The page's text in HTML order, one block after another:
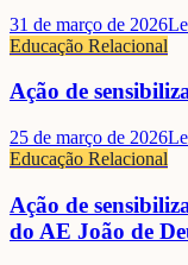
31 de março de 2026
Educação Relacional
Ação de
25 de março de 2026
Educação Relacional
Ação de
do AE João de